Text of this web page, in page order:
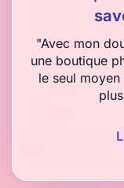
"Avec mon
une boutique
le seul